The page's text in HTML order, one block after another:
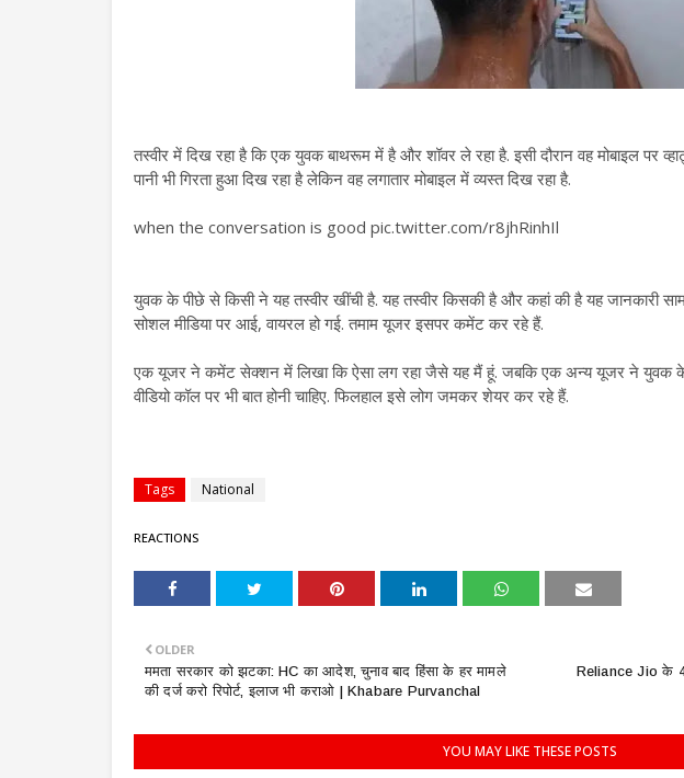
तस्वीर में दिख रहा है कि एक युवक बाथरूम में है और शॉवर ले रहा है. इसी दौरान वह मोबाइल पर
पानी भी गिरता हुआ दिख रहा है लेकिन वह लगातार मोबाइल में व्यस्त दिख रहा है.
when the conversation is good pic.twitter.com/r8jhRinhIl
युवक के पीछे से किसी ने यह तस्वीर खींची है. यह तस्वीर किसकी है और कहां की है यह जानकारी
सोशल मीडिया पर आई, वायरल हो गई. तमाम यूजर इसपर कमेंट कर रहे हैं.
एक यूजर ने कमेंट सेक्शन में लिखा कि ऐसा लग रहा जैसे यह मैं हूं. जबकि एक अन्य यूजर ने युवक के
वीडियो कॉल पर भी बात होनी चाहिए. फिलहाल इसे लोग जमकर शेयर कर रहे हैं.
Tags National
REACTIONS
Reliance Jio के 4
OLDER
ममता सरकार को झटका: HC का आदेश, चुनाव बाद हिंसा के हर मामले
की दर्ज करो रिपोर्ट, इलाज भी कराओ | Khabare Purvanchal
YOU MAY LIKE THESE POSTS